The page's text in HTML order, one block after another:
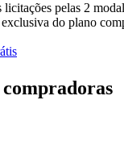
pelas 2
do plano